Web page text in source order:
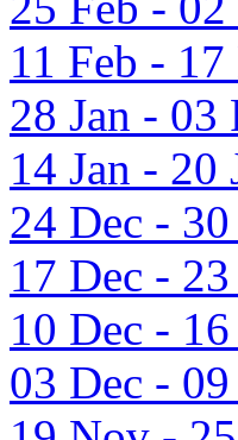
11 Feb -
28 Jan - 03
14 Jan - 20
24 Dec -
17 Dec -
10 Dec -
03 Dec -